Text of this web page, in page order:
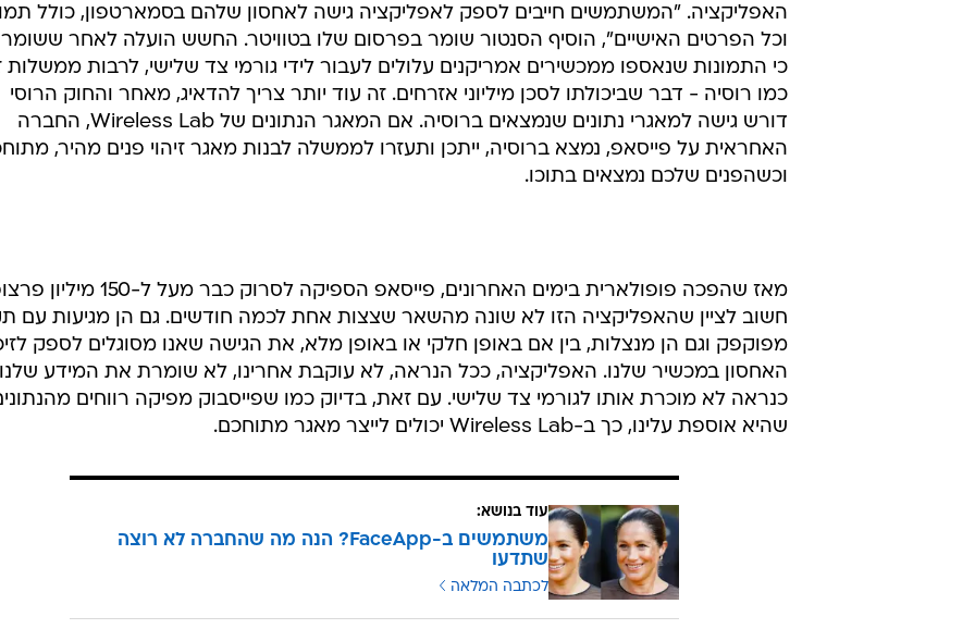
האפליקציה. "המשתמשים חייבים לספק לאפליקציה גישה לאחסון שלהם בסמארטפון, כולל
וכל הפרטים האישיים", הוסיף הסנטור שומר בפרסום שלו בטוויטר. החשש הועלה לאחר ששומר
כי התמונות שנאספו ממכשירים אמריקנים עלולים לעבור לידי גורמי צד שלישי, לרבות ממשלות
כמו רוסיה - דבר שביכולתו לסכן מיליוני אזרחים. זה עוד יותר צריך להדאיג, מאחר והחוק הרוסי
דורש גישה למאגרי נתונים שנמצאים ברוסיה. אם המאגר הנתונים של Wireless Lab, החברה
האחראית על פייסאפ, נמצא ברוסיה, ייתכן ותעזרו לממשלה לבנות מאגר זיהוי פנים מהיר,
וכשהפנים שלכם נמצאים בתוכו.
מאז שהפכה פופולארית בימים האחרונים, פייסאפ הספיקה לסרוק כבר
חשוב לציין שהאפליקציה הזו לא שונה מהשאר שצצות אחת לכמה חודשים. גם הן מגיעות עם
מפוקפק וגם הן מנצלות, בין אם באופן חלקי או באופן מלא, את הגישה שאנו מסוגלים לספק
האחסון במכשיר שלנו. האפליקציה, ככל הנראה, לא עוקבת אחרינו, לא שומרת את המידע שלנו
כנראה לא מוכרת אותו לגורמי צד שלישי. עם זאת, בדיוק כמו שפייסבוק מפיקה רווחים
שהיא אוספת עלינו, כך ב-Wireless Lab יכולים לייצר מאגר מתוחכם.
עוד בנושא:
משתמשים ב-FaceApp? הנה מה שהחברה לא רוצה
שתדעו
לכתבה המלאה